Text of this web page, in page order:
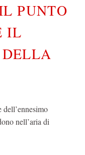
PUNTO
IL
nell’aria di